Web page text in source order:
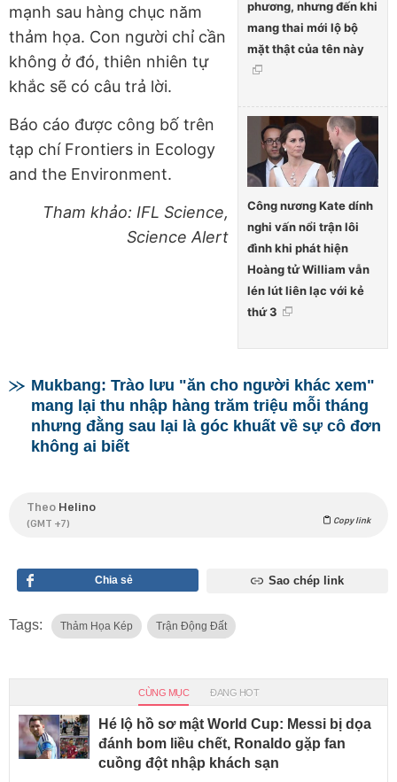
phương, nhưng đến khi
mang thai mới lộ bộ
mặt thật của tên này
Công nương Kate dính
nghi vấn nổi trận lôi
đình khi phát hiện
Hoàng tử William vẫn
lén lút liên lạc với kẻ
thứ 3
mạnh sau hàng chục năm
thảm họa. Con người chỉ cần
không ở đó, thiên nhiên tự
khắc sẽ có câu trả lời.
Báo cáo được công bố trên
tạp chí Frontiers in Ecology
and the Environment.
Tham khảo: IFL Science,
Science Alert
Mukbang: Trào lưu "ăn cho người khác xem"
mang lại thu nhập hàng trăm triệu mỗi tháng
nhưng đằng sau lại là góc khuất về sự cô đơn
không ai biết
Theo Helino
(GMT +7) Copy link
Chia sẻ Sao chép link
Tags: Thảm Họa Kép Trận Động Đất
CÙNG MỤC ĐANG HOT
Hé lộ hồ sơ mật World Cup: Messi bị dọa
đánh bom liều chết, Ronaldo gặp fan
cuồng đột nhập khách sạn